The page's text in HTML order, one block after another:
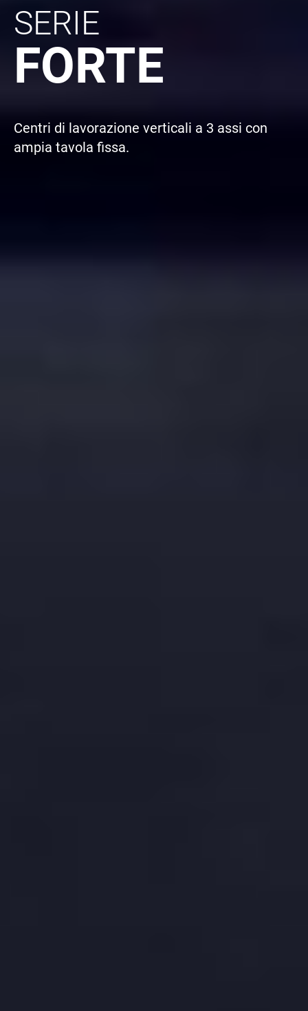
SERIE
FORTE
Centri di lavorazione verticali a 3 assi con
ampia tavola fissa.